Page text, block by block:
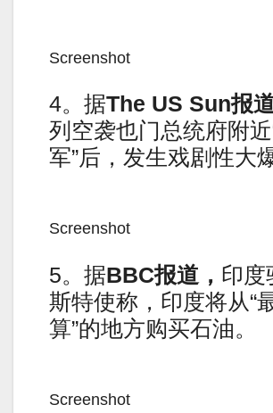
Screenshot
4。据The US Sun报道
列空袭也门总统府附近
军”后，发生戏剧性大
Screenshot
5。据BBC报道， 印度
斯特使称，印度将从“
算”的地方购买石油。
Screenshot